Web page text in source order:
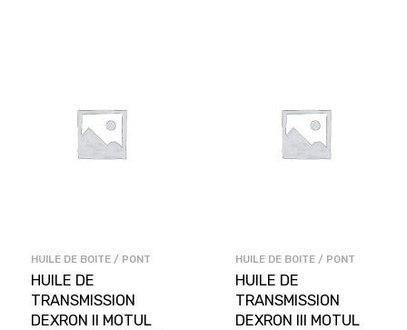
HUILE DE BOITE / PONT
HUILE DE
TRANSMISSION
DEXRON II MOTUL
HUILE DE BOITE / PONT
HUILE DE
TRANSMISSION
DEXRON III MOTUL